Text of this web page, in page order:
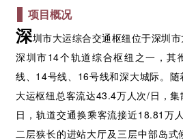
头条资讯
机 构
人 物
地 产
快速搜索
项目概况
深圳市大运综合交通枢纽位于深圳
深圳市14个轨道综合枢纽之一，其
线、14号线、16号线和深大城际。随
大运枢纽总客流达43.4万人次/日，
日，轨道交通换乘客流接近18.81万
二层狭长的进站大厅及三层中部岛式